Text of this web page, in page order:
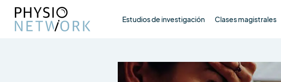
Estudios de investigación Clases magistrales